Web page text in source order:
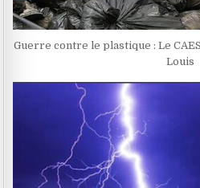
Guerre contre le plastique : Le
Louis